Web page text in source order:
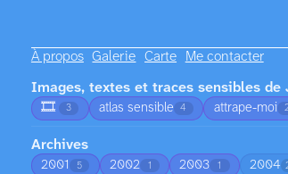
À propos Galerie Carte Me contacter
Images, textes et traces sensibles de
🎞️
3 atlas sensible 4 attrape-moi
Archives
2001 5 2002 1 2003 1 2004